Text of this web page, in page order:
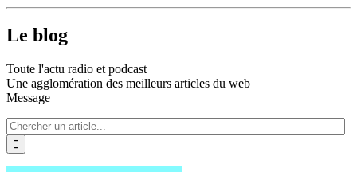
Le blog
Toute l'actu radio et podcast
Une agglomération des meilleurs articles du web
Message